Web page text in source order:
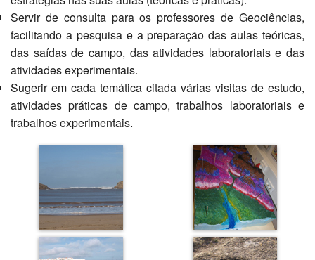
Servir de consulta para os professores de Geociências,
facilitando a pesquisa e a preparação das aulas teóricas,
das saídas de campo, das atividades laboratoriais e das
atividades experimentais.
Sugerir em cada temática citada várias visitas de estudo,
atividades práticas de campo, trabalhos laboratoriais e
trabalhos experimentais.